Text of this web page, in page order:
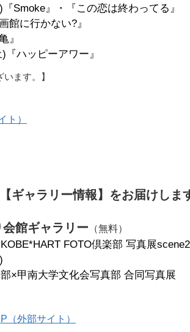
Smoke』・『この恋は終わってる』
館に行かない?』
』
ハッピーアワー』
ます。】
ト）
ギャラリー情報】をお届けしま
館ギャラリー （無料）
FOTO倶楽部 写真展
×甲南大学文化会写真部 合同写真展
（外部サイト）